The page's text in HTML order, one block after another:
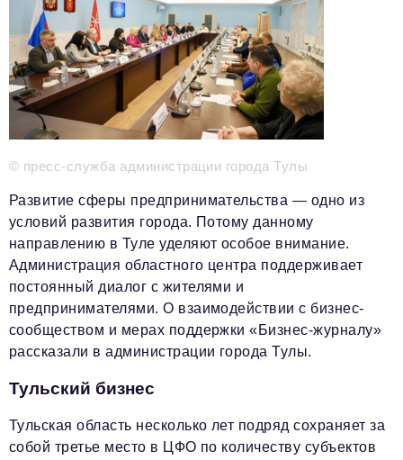
Телефон редакции: +7 495 727-01-67
Электронные почты редакции:
Информационный отдел
info@business-magazine.online
Отдел рекламы
reklama@business-magazine.online
Отдел распространения/редакционная подписка
Отдел по работе с партнерами
partner@business-magazine.online
© пресс-служба администрации города Тулы
Развитие сферы предпринимательства — одно из
условий развития города. Потому данному
направлению в Туле уделяют особое внимание.
Администрация областного центра поддерживает
постоянный диалог с жителями и
предпринимателями. О взаимодействии с бизнес-
сообществом и мерах поддержки «Бизнес-журналу»
рассказали в администрации города Тулы.
Тульский бизнес
Тульская область несколько лет подряд сохраняет за
собой третье место в ЦФО по количеству субъектов